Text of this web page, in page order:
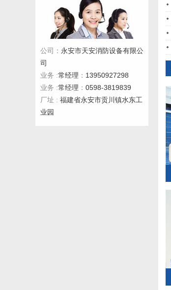
公司： 永安市天安消防设备有限公
司
业务 :常经理 ： 13950927298
业务 :常经理 ： 0598-3819839
厂址 : 福建省永安市贡川镇水东工
业园